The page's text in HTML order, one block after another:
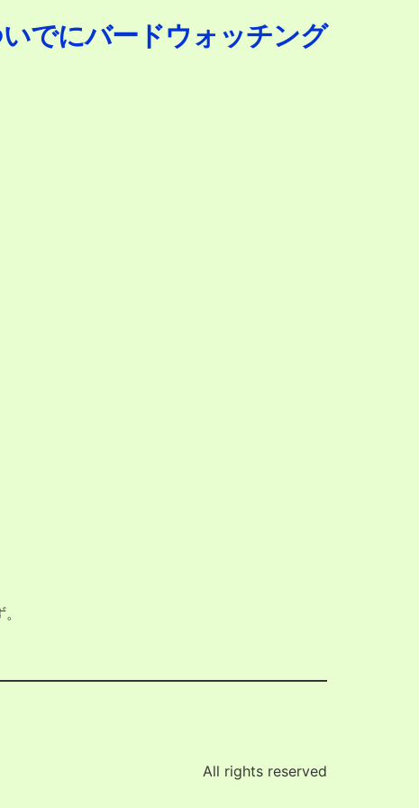
でにバードウォッチング
All rights reserved